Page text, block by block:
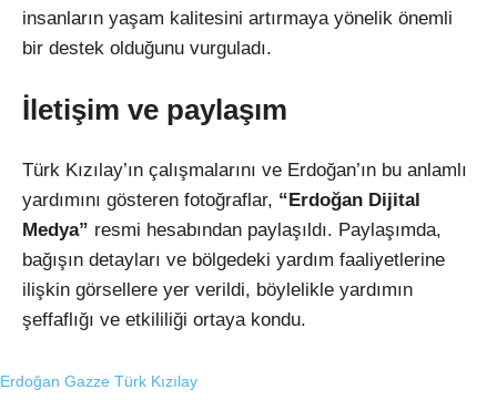
insanların yaşam kalitesini artırmaya yönelik önemli
bir destek olduğunu vurguladı.
İletişim ve paylaşım
Türk Kızılay’ın çalışmalarını ve Erdoğan’ın bu anlamlı
yardımını gösteren fotoğraflar, “Erdoğan Dijital
Medya” resmi hesabından paylaşıldı. Paylaşımda,
bağışın detayları ve bölgedeki yardım faaliyetlerine
ilişkin görsellere yer verildi, böylelikle yardımın
şeffaflığı ve etkililiği ortaya kondu.
Erdoğan Gazze Türk Kızılay